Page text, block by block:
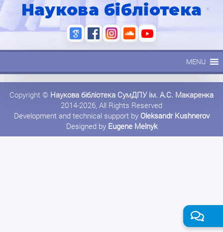
Наукова бібліотека
MENU
Copyright © Наукова бібліотека СумДПУ ім. А.С. Макаренка
2014-2026, All Rights Reserved
Development and technical support by Oleksandr Kushnerov
Designed by Eugene Melnyk